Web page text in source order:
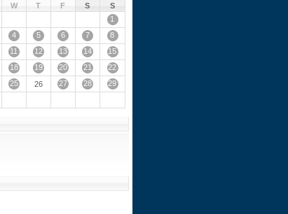
W T F S
S
1
4 5 6 7
8
11 12 13 14
15
18 19 20 21
22
25 26 27 28
29